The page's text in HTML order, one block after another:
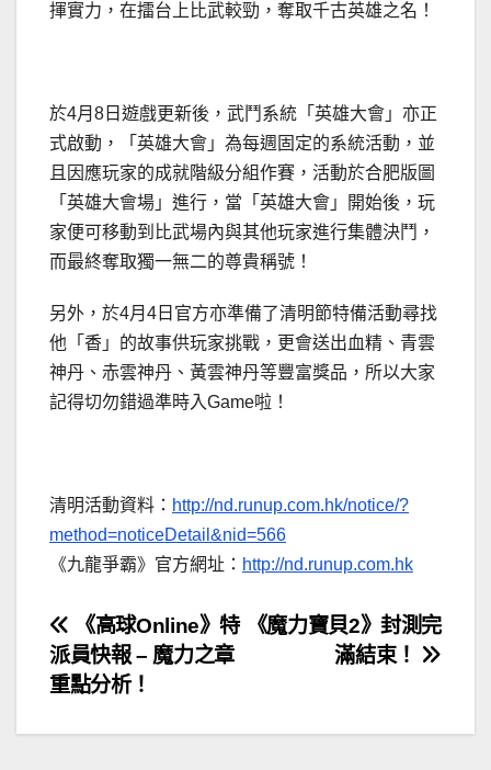
揮實力，在擂台上比武較勁，奪取千古英雄之名！
於4月8日遊戲更新後，武鬥系統「英雄大會」亦正
式啟動，「英雄大會」為每週固定的系統活動，並
且因應玩家的成就階級分組作賽，活動於合肥版圖
「英雄大會場」進行，當「英雄大會」開始後，玩
家便可移動到比武場內與其他玩家進行集體決鬥，
而最終奪取獨一無二的尊貴稱號！
另外，於4月4日官方亦準備了清明節特備活動尋找
他「香」的故事供玩家挑戰，更會送出血精、青雲
神丹、赤雲神丹、黃雲神丹等豐富獎品，所以大家
記得切勿錯過準時入Game啦！
清明活動資料： http://nd.runup.com.hk/notice/?
method=noticeDetail&nid=566
《九龍爭霸》官方網址： http://nd.runup.com.hk
文
章
導
《魔力寶貝2》封測完
滿結束！
《高球Online》特
派員快報 – 魔力之章
重點分析！